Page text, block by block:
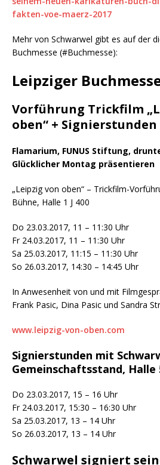
fakten-voe-maerz-2017
Mehr von Schwarwel gibt es auf der
Buchmesse (#Buchmesse):
Leipziger
Vorführung Trickfilm
oben“ +
Flamarium, FUNUS Stiftung,
Glücklicher Montag präsentieren
„Leipzig von oben“ – Trickfilm-
Bühne, Halle 1 J 400
Do 23.03.2017, 11 – 11:30 Uhr
Fr 24.03.2017, 11 – 11:30 Uhr
Sa 25.03.2017, 11:15 – 11:30 Uhr
So 26.03.2017, 14:30 – 14:45 Uhr
In Anwesenheit von und mit
Frank Pasic, Dina Pasic und Sandra
www.leipzig-von-oben.com
Signierstunden mit
Gemeinschaftsstand, Halle
Do 23.03.2017, 15 – 16 Uhr
Fr 24.03.2017, 15:30 – 16:30 Uhr
Sa 25.03.2017, 13 – 14 Uhr
So 26.03.2017, 13 – 14 Uhr
Schwarwel signiert